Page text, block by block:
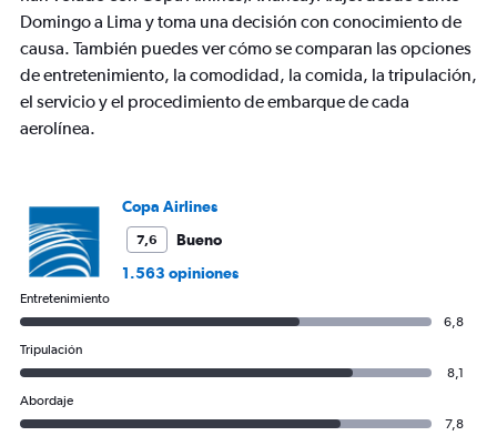
Domingo a Lima y toma una decisión con conocimiento de
causa. También puedes ver cómo se comparan las opciones
de entretenimiento, la comodidad, la comida, la tripulación,
el servicio y el procedimiento de embarque de cada
aerolínea.
Copa Airlines
7,6
Bueno
1.563 opiniones
Entretenimiento
6,8
Tripulación
8,1
Abordaje
7,8